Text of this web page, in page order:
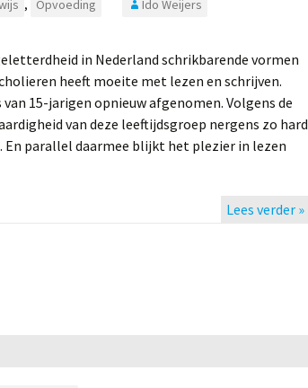
, Opvoeding Ido Weijers
in Nederland schrikbarende vormen
heeft moeite met lezen en schrijven.
15-jarigen opnieuw afgenomen. Volgens de
van deze leeftijdsgroep nergens zo hard
En parallel daarmee blijkt het plezier in lezen
Lees verder »